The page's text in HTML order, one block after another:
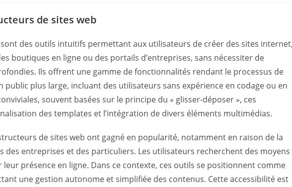
:
de sites web
des outils intuitifs permettant aux utilisateurs de créer des sites internet,
boutiques en ligne ou des portails d’entreprises, sans nécessiter de
Ils offrent une gamme de fonctionnalités rendant le processus de
public plus large, incluant des utilisateurs sans expérience en codage ou en
souvent basées sur le principe du « glisser-déposer », ces
des templates et l’intégration de divers éléments multimédias.
de sites web ont gagné en popularité, notamment en raison de la
des entreprises et des particuliers. Les utilisateurs recherchent des moyens
présence en ligne. Dans ce contexte, ces outils se positionnent comme
une gestion autonome et simplifiée des contenus. Cette accessibilité est